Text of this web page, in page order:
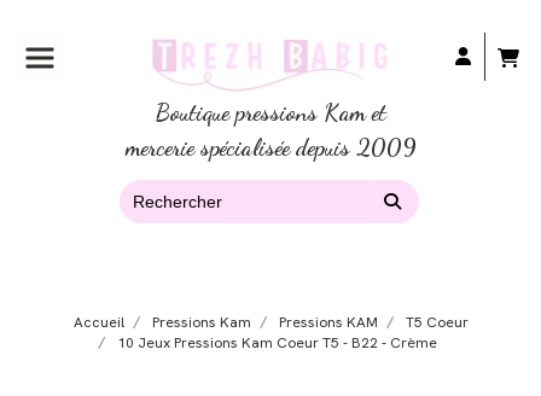
Boutique pressions Kam et
mercerie spécialisée depuis 2009
Accueil Pressions Kam Pressions KAM
T5 Coeur
10 Jeux Pressions Kam Coeur T5 - B22 - Crème